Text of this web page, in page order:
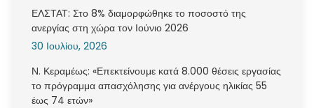
ΕΛΣΤΑΤ: Στο 8% διαμορφώθηκε το ποσοστό της
ανεργίας στη χώρα τον Ιούνιο 2026
30 Ιουλίου, 2026
Ν. Κεραμέως: «Επεκτείνουμε κατά 8.000 θέσεις εργασίας
το πρόγραμμα απασχόλησης για ανέργους ηλικίας 55
έως 74 ετών»